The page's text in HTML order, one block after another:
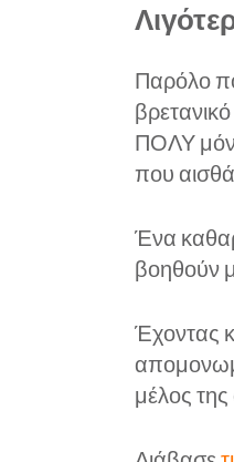
Παρόλο
ΠΟΛΥ
που
Ένα
βοηθούν
Έχοντας
μέλος της